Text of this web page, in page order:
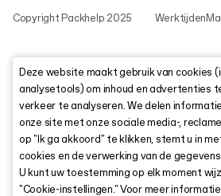
Copyright Packhelp 2025 Werktijden
Deze website maakt gebruik van cookies
analysetools) om inhoud en advertenties
verkeer te analyseren. We delen
onze site met onze sociale media-,
op "Ik ga akkoord" te klikken, stemt u in
cookies en de verwerking van de
U kunt uw toestemming op elk moment
"Cookie-instellingen." Voor meer